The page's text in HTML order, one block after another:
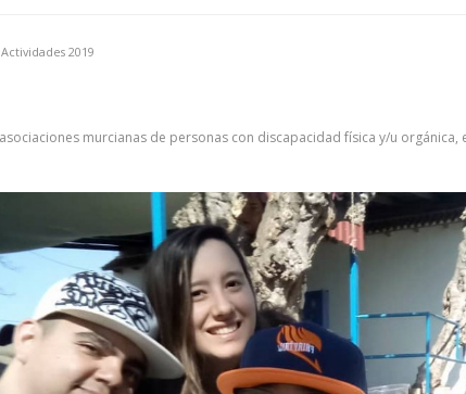
Actividades 2019
murcianas de personas con discapacidad física y/u